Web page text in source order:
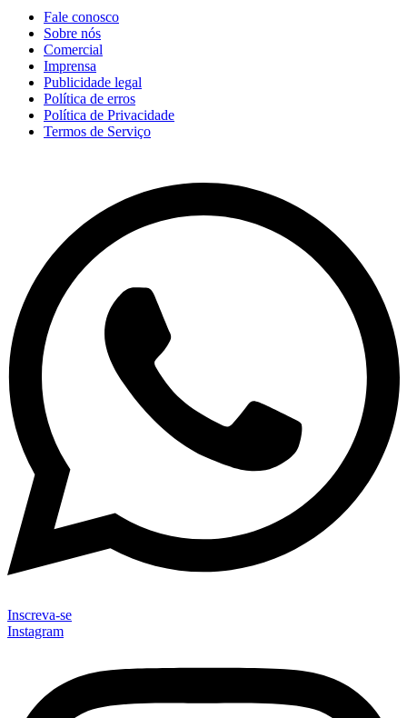
Fale conosco
Sobre nós
Comercial
Imprensa
Publicidade legal
Política de erros
Política de Privacidade
Termos de Serviço
Inscreva-se
Instagram